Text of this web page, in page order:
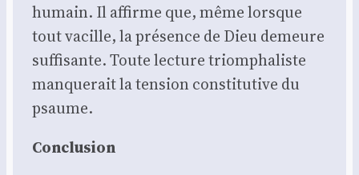
humain. Il affirme que, même lorsque
tout vacille, la pré­sence de Dieu demeure
suf­fi­sante. Toute lec­ture triom­pha­liste
man­que­rait la ten­sion consti­tu­tive du
psaume.
Conclu­sion